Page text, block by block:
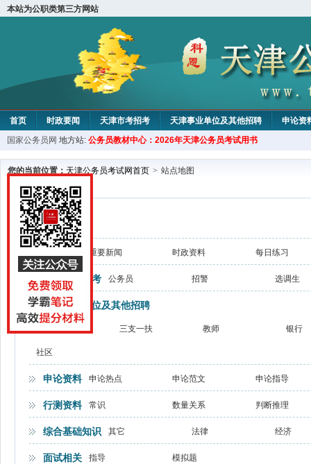
本站为公职类第三方网站
首页 时政要闻 天津市考招考 天津事业单位及其他招聘 申论资
教材中心
国家公务员网 地方站: 公务员教材中心：2026年天津公务员考试用书
您的当前位置： 天津公务员考试网首页 > 站点地图
最新
重要新闻 时政资料 每日练习
天津市考招考 公务员 招警 选调生
天津事业单位及其他招聘
事业单位 三支一扶 教师 银行
社区
申论资料 申论热点 申论范文 申论指导
行测资料 常识 数量关系 判断推理
综合基础知识 其它 法律 经济
面试相关 指导 模拟题